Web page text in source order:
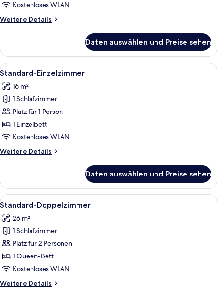
Kostenloses WLAN
Weitere Details
Weitere
Vierbettzimmer
Daten auswählen und Preise sehen
Alle
Fotos
für
Standard-
Einzelzimmer
anzeigen
Ein modernes Hotelzimmer mit Bett,
6
Standard-Einzelzimmer
16 m²
1 Schlafzimmer
Platz für 1 Person
1 Einzelbett
Kostenloses WLAN
Weitere Details
Weitere
Einzelzimmer
Daten auswählen und Preise sehen
Alle
Fotos
für
Standard-
Doppelzimmer
anzeigen
Ein Hotelzimmer mit einem großen
5
Standard-Doppelzimmer
26 m²
1 Schlafzimmer
Platz für 2 Personen
1 Queen-Bett
Kostenloses WLAN
Weitere Details
Weitere